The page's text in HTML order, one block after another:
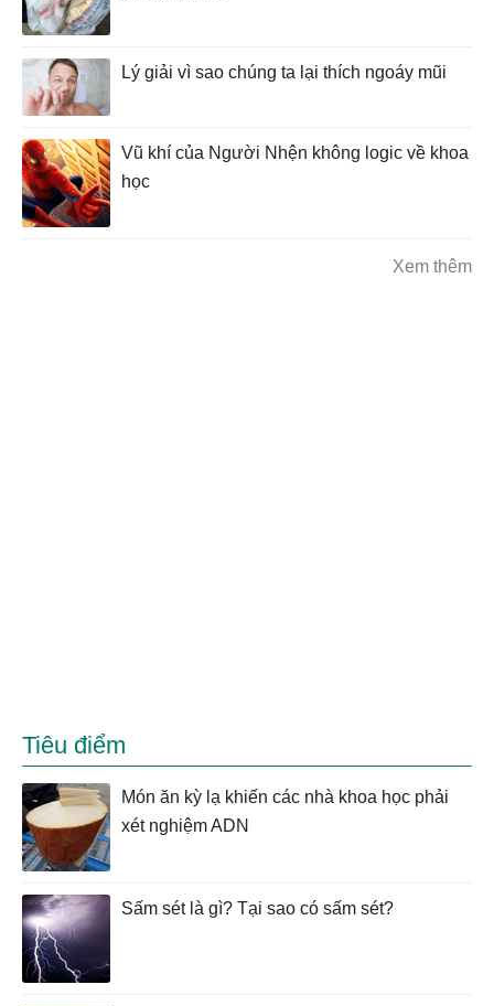
Lý giải vì sao chúng ta lại thích ngoáy mũi
Vũ khí của Người Nhện không logic về khoa
học
Xem thêm
Tiêu điểm
Món ăn kỳ lạ khiến các nhà khoa học phải
xét nghiệm ADN
Sấm sét là gì? Tại sao có sấm sét?